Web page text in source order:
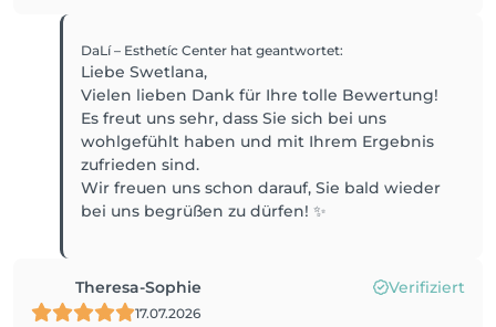
DaLí – Esthetíc Center hat geantwortet:
Liebe Swetlana,
Vielen lieben Dank für Ihre tolle Bewertung!
Es freut uns sehr, dass Sie sich bei uns
wohlgefühlt haben und mit Ihrem Ergebnis
zufrieden sind.
Wir freuen uns schon darauf, Sie bald wieder
bei uns begrüßen zu dürfen! ✨
Theresa-Sophie Verifiziert
17.07.2026